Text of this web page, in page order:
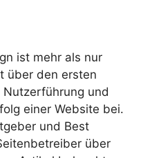
ist mehr als nur
über den ersten
und
einer Website bei.
und Best
über